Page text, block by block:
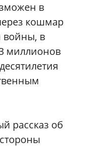
в
кошмар
войны, в
миллионов
рассказ об